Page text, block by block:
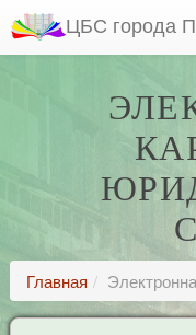
ЦБС города
Главная